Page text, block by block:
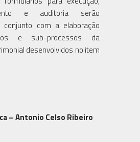
e auditoria serão
conjunto com a elaboração
e sub-processos da
desenvolvidos no item
– Antonio Celso Ribeiro